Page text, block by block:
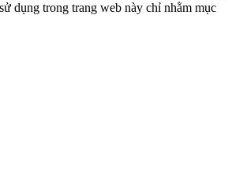
dụng trong trang web này chỉ nhằm mục